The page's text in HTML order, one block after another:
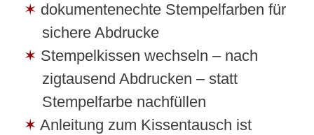
dokumentenechte Stempelfarben für
sichere Abdrucke
Stempelkissen wechseln – nach
zigtausend Abdrucken – statt
Stempelfarbe nachfüllen
Anleitung zum Kissentausch ist